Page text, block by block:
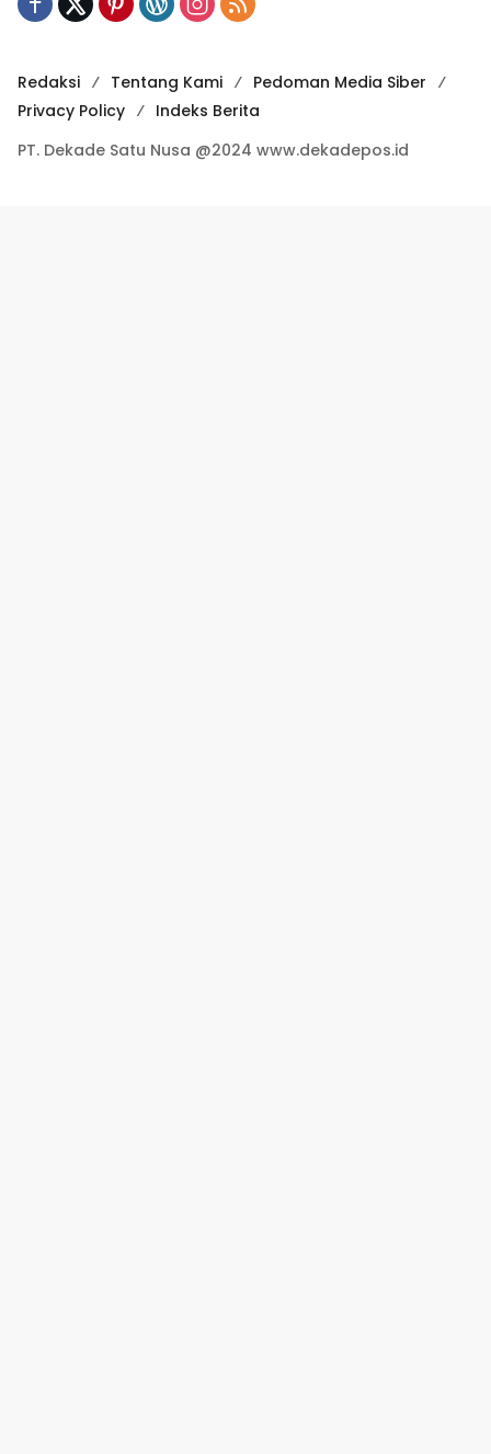
Redaksi Tentang Kami
Pedoman Media Siber
Privacy Policy
Indeks Berita
PT. Dekade Satu Nusa @2024 www.dekadepos.id